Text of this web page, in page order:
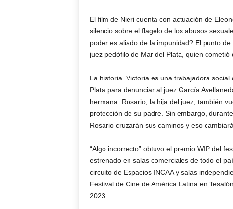
El film de Nieri cuenta con actuación de
silencio sobre el flagelo de los abusos
poder es aliado de la impunidad? El punto
juez pedófilo de Mar del Plata, quien
La historia. Victoria es una trabajadora
Plata para denunciar al juez García
hermana. Rosario, la hija del juez, también
protección de su padre. Sin embargo,
Rosario cruzarán sus caminos y eso
“Algo incorrecto” obtuvo el premio WIP del
estrenado en salas comerciales de todo el
circuito de Espacios INCAA y salas
Festival de Cine de América Latina en
2023.